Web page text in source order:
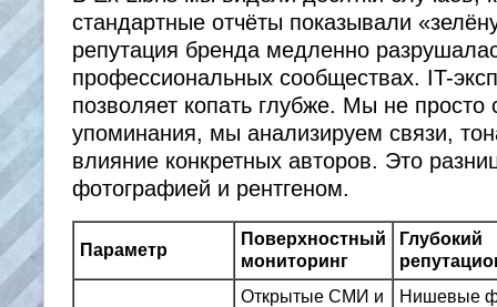
стандартные отчёты показывали
репутация бренда медленно
профессиональных сообществах. IT-
позволяет копать глубже. Мы не просто
упоминания, мы анализируем связи,
влияние конкретных авторов. Это
фотографией и рентгеном.
Параметр
Поверхностный
мониторинг
Глубокий
Открытые СМИ и
Нишевые